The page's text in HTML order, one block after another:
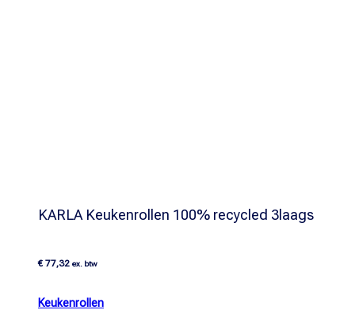
KARLA Keukenrollen 100% recycled 3laags
€ 77,32 ex. btw
Keukenrollen